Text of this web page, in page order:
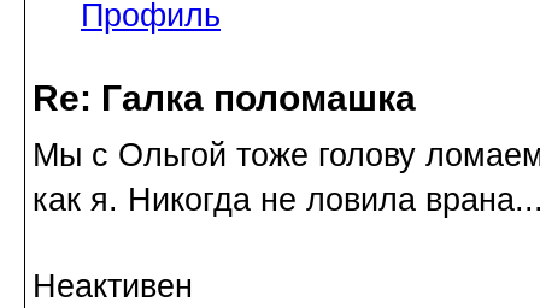
Профиль
Re: Галка поломашка
Мы с Ольгой тоже голову
как я. Никогда не ловила
Неактивен